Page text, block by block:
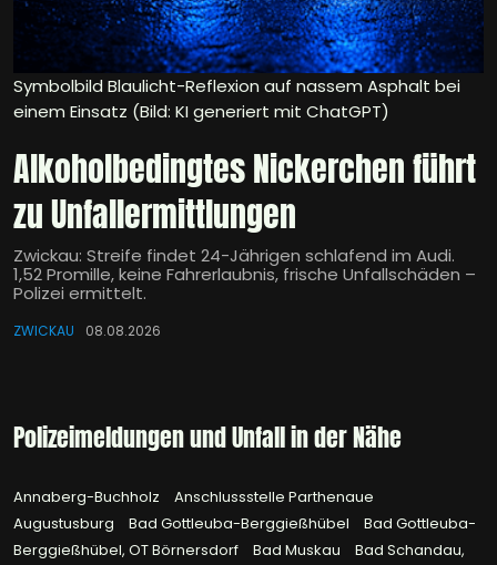
Symbolbild Blaulicht-Reflexion auf nassem Asphalt bei
einem Einsatz (Bild: KI generiert mit ChatGPT)
Alkoholbedingtes Nickerchen führt
zu Unfallermittlungen
Zwickau: Streife findet 24-Jährigen schlafend im Audi.
1,52 Promille, keine Fahrerlaubnis, frische Unfallschäden –
Polizei ermittelt.
ZWICKAU 08.08.2026
Polizeimeldungen und Unfall in der Nähe
Annaberg-Buchholz
Anschlussstelle Parthenaue
Augustusburg
Bad Gottleuba-Berggießhübel
Bad Gottleuba-
Berggießhübel, OT Börnersdorf
Bad Muskau
Bad Schandau,